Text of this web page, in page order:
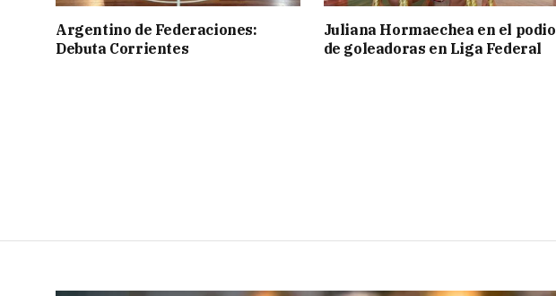
Argentino de Federaciones:
Debuta Corrientes
Juliana Hormaechea en el podio
de goleadoras en Liga Federal